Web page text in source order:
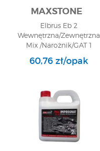
MAXSTONE
Elbrus Eb 2
Wewnętrzna/Zewnętrzna
Mix /Narożnik/GAT 1
60,76 zł/opak